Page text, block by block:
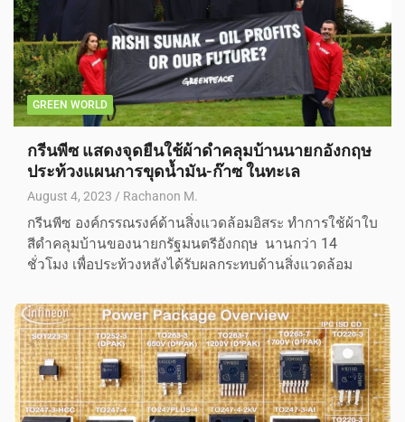
GREEN WORLD
กรีนพีซ แสดงจุดยืนใช้ผ้าดำคลุมบ้านนายกอังกฤษ
ประท้วงแผนการขุดน้ำมัน-ก๊าซ ในทะเล
August 4, 2023 Rachanon M.
กรีนพีซ องค์กรรณรงค์ด้านสิ่งแวดล้อมอิสระ ทำการใช้ผ้าใบ
สีดำคลุมบ้านของนายกรัฐมนตรีอังกฤษ นานกว่า 14
ชั่วโมง เพื่อประท้วงหลังได้รับผลกระทบด้านสิ่งแวดล้อม